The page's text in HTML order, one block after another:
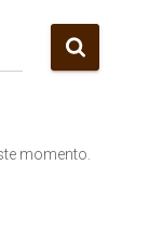
momento.